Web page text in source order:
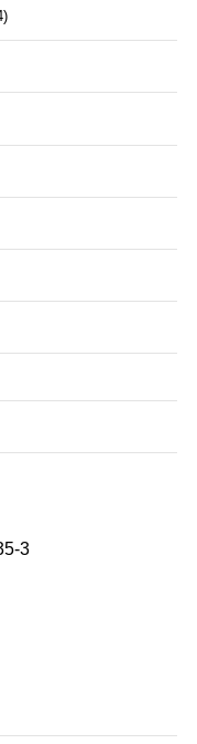
3